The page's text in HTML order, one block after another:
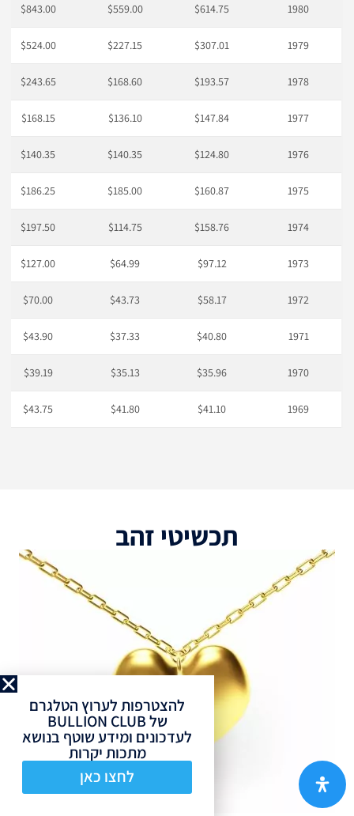
1980
$614.75
$559.00
$843.00
1979
$307.01
$227.15
$524.00
1978
$193.57
$168.60
$243.65
1977
$147.84
$136.10
$168.15
1976
$124.80
$140.35
$140.35
1975
$160.87
$185.00
$186.25
1974
$158.76
$114.75
$197.50
1973
$97.12
$64.99
$127.00
1972
$58.17
$43.73
$70.00
1971
$40.80
$37.33
$43.90
1970
$35.96
$35.13
$39.19
1969
$41.10
$41.80
$43.75
תכשיטי זהב
להצטרפות לערוץ הטלגרם
של BULLION CLUB
לעדכונים ומידע שוטף בנושא
מתכות יקרות
לחצו כאן